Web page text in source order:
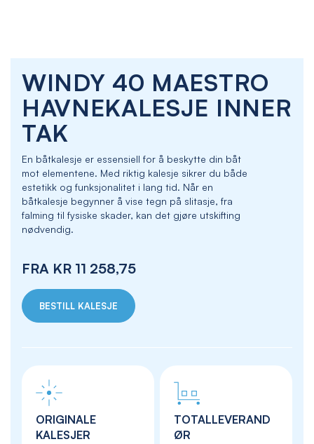
WINDY 40 MAESTRO
HAVNEKALESJE INNER
TAK
En båtkalesje er essensiell for å beskytte din båt
mot elementene. Med riktig kalesje sikrer du både
estetikk og funksjonalitet i lang tid. Når en
båtkalesje begynner å vise tegn på slitasje, fra
falming til fysiske skader, kan det gjøre utskifting
nødvendig.
FRA KR 11 258,75
BESTILL KALESJE
ORIGINALE
KALESJER
TOTALLEVERAND
ØR
beginning
gallery